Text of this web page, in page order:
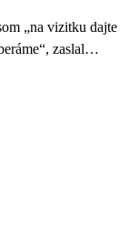
„na vizitku dajte
zaslal…